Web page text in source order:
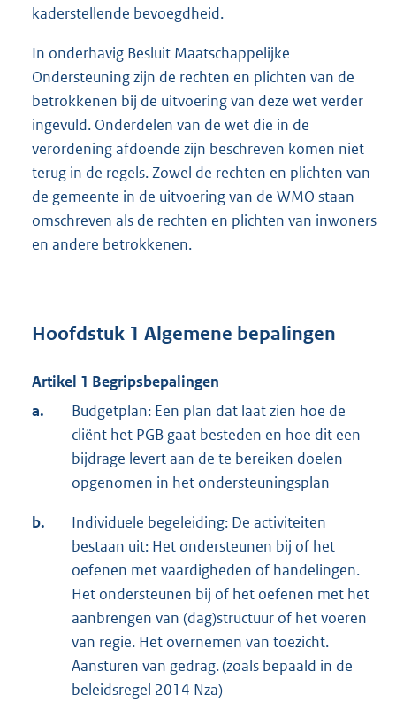
kaderstellende bevoegdheid.
In onderhavig Besluit Maatschappelijke
Ondersteuning zijn de rechten en plichten van de
betrokkenen bij de uitvoering van deze wet verder
ingevuld. Onderdelen van de wet die in de
verordening afdoende zijn beschreven komen niet
terug in de regels. Zowel de rechten en plichten van
de gemeente in de uitvoering van de WMO staan
omschreven als de rechten en plichten van inwoners
en andere betrokkenen.
Hoofdstuk 1 Algemene bepalingen
Artikel 1 Begripsbepalingen
a.
Budgetplan: Een plan dat laat zien hoe de
cliënt het PGB gaat besteden en hoe dit een
bijdrage levert aan de te bereiken doelen
opgenomen in het ondersteuningsplan
b.
Individuele begeleiding: De activiteiten
bestaan uit: Het ondersteunen bij of het
oefenen met vaardigheden of handelingen.
Het ondersteunen bij of het oefenen met het
aanbrengen van (dag)structuur of het voeren
van regie. Het overnemen van toezicht.
Aansturen van gedrag. (zoals bepaald in de
beleidsregel 2014 Nza)